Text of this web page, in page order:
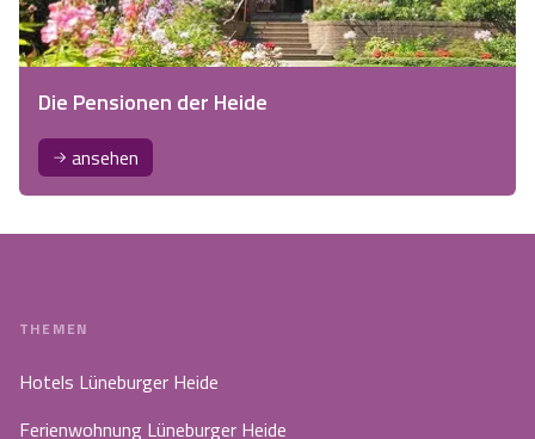
Die Pensionen der Heide
ansehen
THEMEN
Hotels Lüneburger Heide
Ferienwohnung Lüneburger Heide